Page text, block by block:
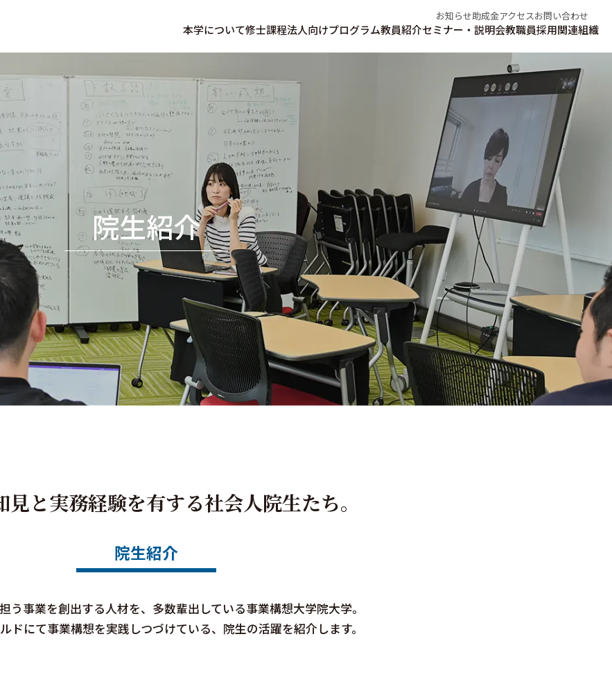
本学について修士課程法人向けプログラム教員紹介セミナー・説明会教職員採用関連組織
お知らせ助成金アクセスお問い合わせ
院生紹介
見と実務経験を有する社会人院生たち。
院生紹介
う事業を創出する人材を、多数輩出している事業構想大学院大学。
ドにて事業構想を実践しつづけている、院生の活躍を紹介します。